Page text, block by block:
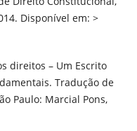
Disponível em: >
direitos – Um Escrito
Tradução de
Paulo: Marcial Pons,